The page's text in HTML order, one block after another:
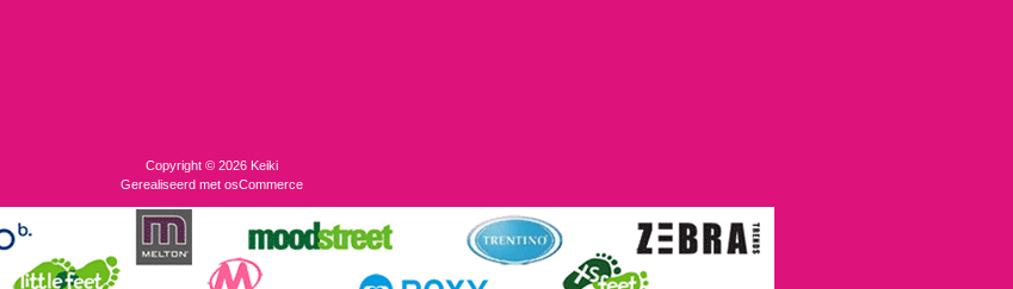
Copyright © 2026 Keiki
Gerealiseerd met osCommerce